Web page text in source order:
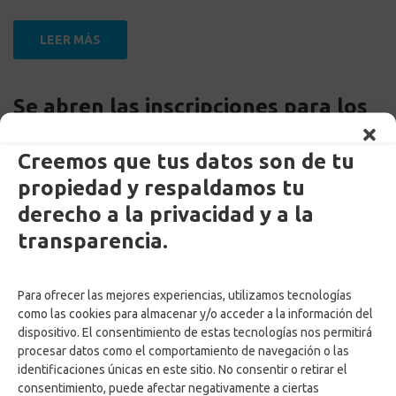
Creemos que tus datos son de tu
propiedad y respaldamos tu
derecho a la privacidad y a la
transparencia.
Para ofrecer las mejores experiencias, utilizamos tecnologías
como las cookies para almacenar y/o acceder a la información del
dispositivo. El consentimiento de estas tecnologías nos permitirá
procesar datos como el comportamiento de navegación o las
identificaciones únicas en este sitio. No consentir o retirar el
consentimiento, puede afectar negativamente a ciertas
LEER MÁS
Se abren las inscripciones para los
Chinchiná
byAdriana Ospina
LEER MÁS